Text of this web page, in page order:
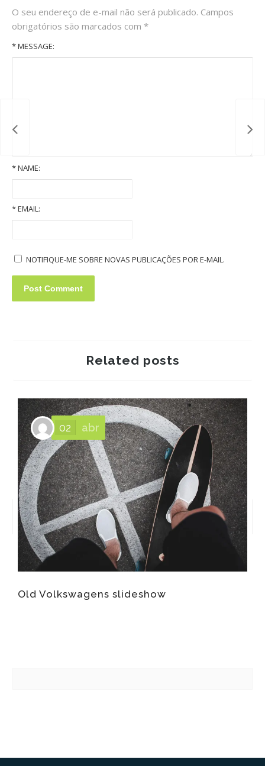
O seu endereço de e-mail não será publicado. Campos
obrigatórios são marcados com *
* MESSAGE:
*NAME:
*EMAIL:
NOTIFIQUE-ME SOBRE NOVAS PUBLICAÇÕES POR E-MAIL.
Related posts
Old Volkswagens slideshow
02 abr